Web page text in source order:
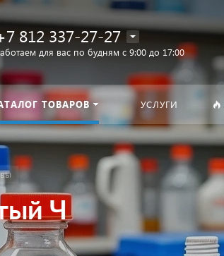
812 337-27-27
для вас по будням с 9:00 до 17:00
ТОВАРОВ УСЛУГИ
Ч